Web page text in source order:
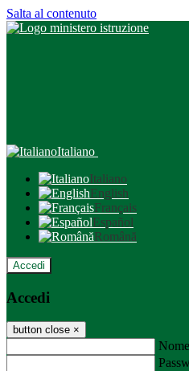
Salta al contenuto
Italiano
Italiano
English
Français
Español
Română
Accedi
Accedi
button close ×